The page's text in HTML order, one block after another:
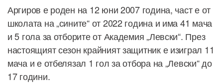
Аргиров е роден на 12 юни 2007 година, част е от
школата на „сините“ от 2022 година и има 41 мача
и 5 гола за отборите от Академия „Левски“. През
настоящият сезон крайният защитник е изиграл 11
мача и е отбелязал 1 гол за отбора на „Левски“ до
17 години.